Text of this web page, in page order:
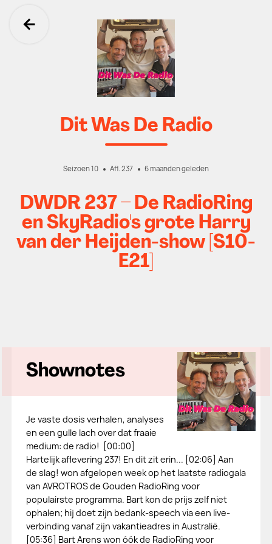
Ga terug
Dit Was De Radio
Seizoen 10 Afl. 237 6 maanden geleden
DWDR 237 – De RadioRing
en SkyRadio's grote Harry
van der Heijden-show [S10-
E21]
Shownotes
Je vaste dosis verhalen, analyses
en een gulle lach over dat fraaie
medium: de radio! [00:00]
Hartelijk aflevering 237! En dit zit erin... [02:06] Aan
de slag! won afgelopen week op het laatste radiogala
van AVROTROS de Gouden RadioRing voor
populairste programma. Bart kon de prijs zelf niet
ophalen; hij doet zijn bedank-speech via een live-
verbinding vanaf zijn vakantieadres in Australië.
[05:36] Bart Arens won óók de RadioRing voor